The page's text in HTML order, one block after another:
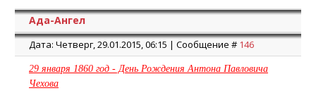
Ада-Ангел
Дата: Четверг, 29.01.2015, 06:15 | Сообщение # 146
29 января 1860 год - День Рождения Антона Павловича
Чехова